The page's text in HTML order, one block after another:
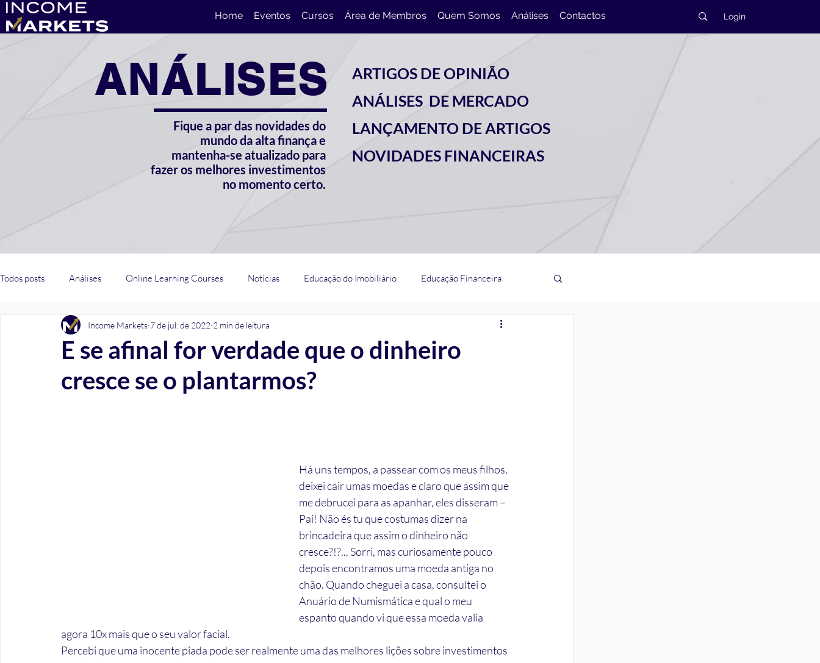
Login
Home Eventos Cursos Área de Membros Quem Somos Análises Contactos
ANÁLISES
Fique a par das novidades do
mundo da alta finança e
mantenha-se atualizado para
fazer os melhores investimentos
no momento certo.
ARTIGOS DE OPINIÃO
ANÁLISES DE MERCADO
LANÇAMENTO DE ARTIGOS
NOVIDADES FINANCEIRAS
Todos posts Análises Online Learning Courses Notícias Educação do Imobiliário Educação Financeira
Fiscalidade Crédito
E se afinal for verdade que o dinheiro
cresce se o plantarmos?
Income Markets 7 de jul. de 2022 2 min de leitura
Há uns tempos, a passear com os meus filhos,
deixei cair umas moedas e claro que assim que
me debrucei para as apanhar, eles disseram –
Pai! Não és tu que costumas dizer na
brincadeira que assim o dinheiro não
cresce?!?... Sorri, mas curiosamente pouco
depois encontramos uma moeda antiga no
chão. Quando cheguei a casa, consultei o
Anuário de Numismática e qual o meu
espanto quando vi que essa moeda valia
agora 10x mais que o seu valor facial.
Percebi que uma inocente piada pode ser realmente uma das melhores lições sobre investimentos